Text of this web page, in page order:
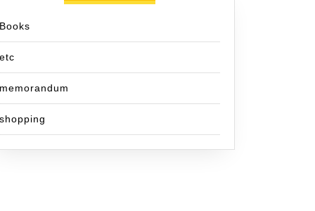
Books
etc
memorandum
shopping